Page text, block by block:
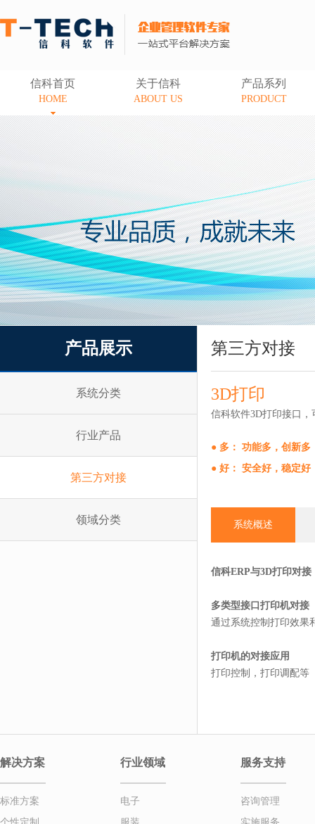
信科首页
HOME
关于信科
ABOUT US
产品系列
PRODUCT
产品展示
系统分类
行业产品
第三方对接
领域分类
第三方对接
3D打印
信科软件3D打印接口
● 多： 功能多，创新多
● 好： 安全好，稳定好
系统概述
信科ERP与3D打印对接
多类型接口打印机对接
通过系统控制打印效果
打印机的对接应用
打印控制，打印调配等
解决方案
标准方案
行业领域
电子
服务支持
咨询管理